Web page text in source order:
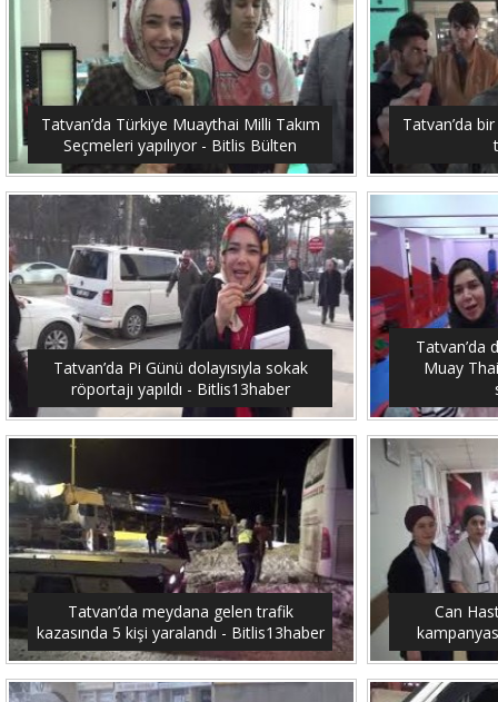
Tatvan’da Türkiye Muaythai Milli Takım
Seçmeleri yapılıyor - Bitlis Bülten
Tatvan’da
Tatvan’da Pi Günü dolayısıyla sokak
röportajı yapıldı - Bitlis13haber
Tatvan’da
Muay
Tatvan’da meydana gelen trafik
kazasında 5 kişi yaralandı - Bitlis13haber
Can